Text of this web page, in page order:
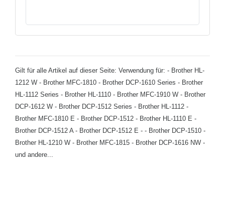
Gilt für alle Artikel auf dieser Seite: Verwendung für: - Brother HL-
1212 W - Brother MFC-1810 - Brother DCP-1610 Series - Brother
HL-1112 Series - Brother HL-1110 - Brother MFC-1910 W - Brother
DCP-1612 W - Brother DCP-1512 Series - Brother HL-1112 -
Brother MFC-1810 E - Brother DCP-1512 - Brother HL-1110 E -
Brother DCP-1512 A - Brother DCP-1512 E - - Brother DCP-1510 -
Brother HL-1210 W - Brother MFC-1815 - Brother DCP-1616 NW -
und andere...